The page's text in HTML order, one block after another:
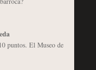
puntos. El Museo de